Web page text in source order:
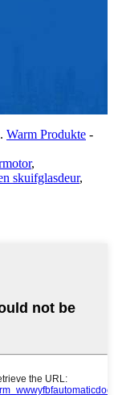
Warm Produkte -
,
skuifglasdeur,